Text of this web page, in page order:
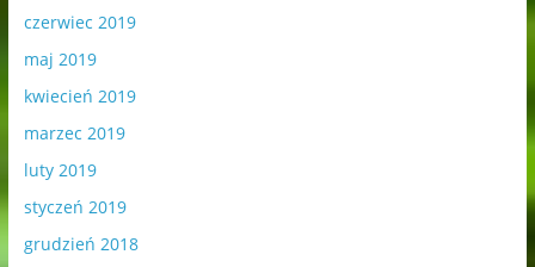
czerwiec 2019
maj 2019
kwiecień 2019
marzec 2019
luty 2019
styczeń 2019
grudzień 2018